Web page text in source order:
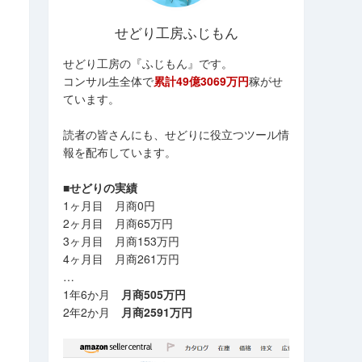
せどり工房ふじもん
せどり工房の『ふじもん』です。
コンサル生全体で累計49億3069万円稼がせ
ています。
読者の皆さんにも、せどりに役立つツール情
報を配布しています。
■せどりの実績
1ヶ月目 月商0円
2ヶ月目 月商65万円
3ヶ月目 月商153万円
4ヶ月目 月商261万円
…
1年6か月 月商505万円
2年2か月 月商2591万円